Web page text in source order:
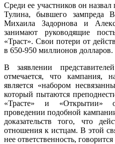
Среди ее участников он
Тулина, бывшего зампреда
Михаила Задорнова и
занимают руководящие
«Траст». Свои потери от
в 650-950 миллионов долларов.
В заявлении
отмечается, что кампания,
является «набором
который пытаются
«Трасте» и «Открытии»
проведении подобной
доказательств того, что
отношения к истцам. В этой
нее ответственность,